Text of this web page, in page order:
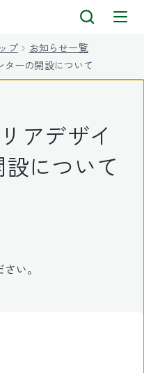
プ
お知らせ一覧
ーの開設について
アデザイ
について
い。